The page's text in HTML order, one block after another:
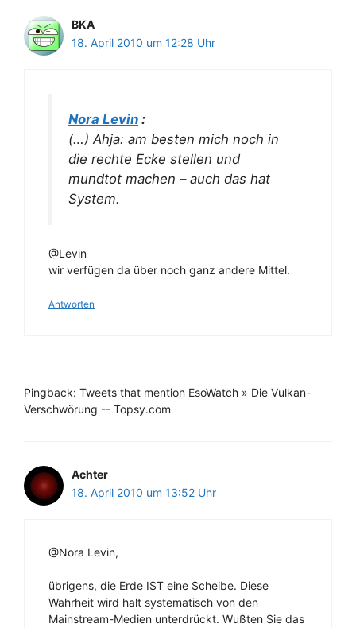
BKA
18. April 2010 um 12:28 Uhr
Nora Levin :
(…) Ahja: am besten mich noch in
die rechte Ecke stellen und
mundtot machen – auch das hat
System.
@Levin
wir verfügen da über noch ganz andere Mittel.
Antworten
Pingback: Tweets that mention EsoWatch » Die Vulkan-
Verschwörung -- Topsy.com
Achter
18. April 2010 um 13:52 Uhr
@Nora Levin,
übrigens, die Erde IST eine Scheibe. Diese
Wahrheit wird halt systematisch von den
Mainstream-Medien unterdrückt. Wußten Sie das